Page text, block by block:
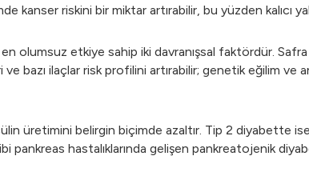
kanser riskini bir miktar artırabilir, bu yüzden kalıcı
olumsuz etkiye sahip iki davranışsal faktördür. Safra
bazı ilaçlar risk profilini artırabilir; genetik eğilim
üretimini belirgin biçimde azaltır. Tip 2 diyabette
hastalıklarında gelişen pankreatojenik